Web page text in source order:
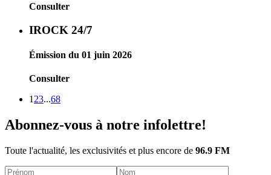
Consulter
IROCK 24/7
Émission du 01 juin 2026
Consulter
1 23...68
Abonnez-vous à notre infolettre!
Toute l'actualité, les exclusivités et plus encore de 96.9 FM